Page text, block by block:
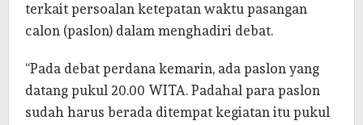
terkait persoalan ketepatan waktu pasangan
calon (paslon) dalam menghadiri debat.
“Pada debat perdana kemarin, ada paslon yang
datang pukul 20.00 WITA. Padahal para paslon
sudah harus berada ditempat kegiatan itu pukul